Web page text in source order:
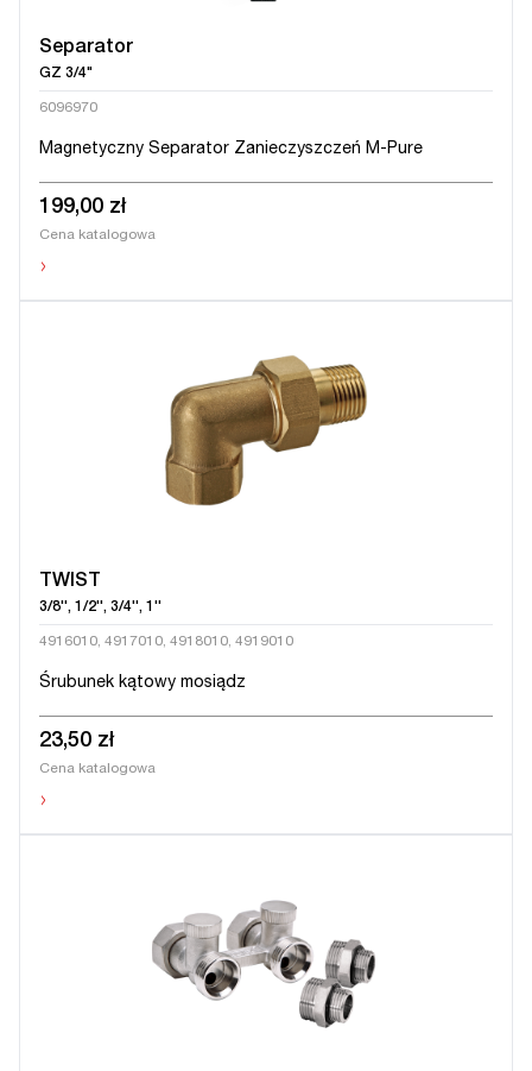
Separator
GZ 3/4"
6096970
Magnetyczny Separator Zanieczyszczeń M-Pure
199,00 zł
Cena katalogowa
›
TWIST
3/8'', 1/2'', 3/4'', 1''
4916010, 4917010, 4918010, 4919010
Śrubunek kątowy mosiądz
23,50 zł
Cena katalogowa
›